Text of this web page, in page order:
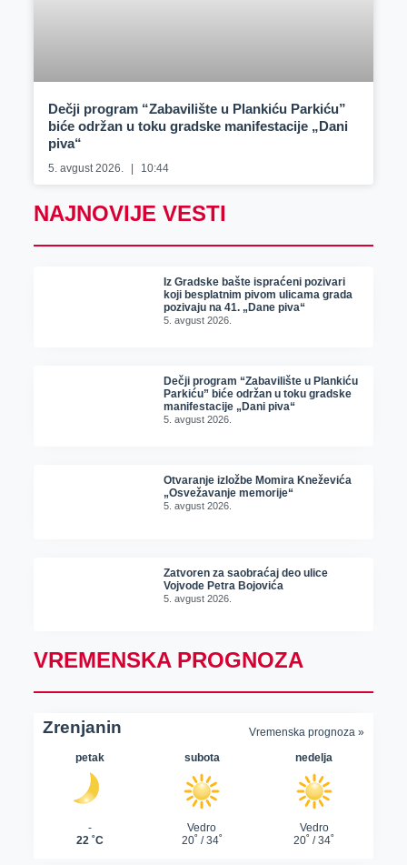
Dečji program “Zabavilište u Plankiću Parkiću”
biće održan u toku gradske manifestacije „Dani
piva“
5. avgust 2026. 10:44
NAJNOVIJE VESTI
Iz Gradske bašte ispraćeni pozivari
koji besplatnim pivom ulicama grada
pozivaju na 41. „Dane piva“
5. avgust 2026.
Dečji program “Zabavilište u Plankiću
Parkiću” biće održan u toku gradske
manifestacije „Dani piva“
5. avgust 2026.
Otvaranje izložbe Momira Kneževića
„Osvežavanje memorije“
5. avgust 2026.
Zatvoren za saobraćaj deo ulice
Vojvode Petra Bojovića
5. avgust 2026.
VREMENSKA PROGNOZA